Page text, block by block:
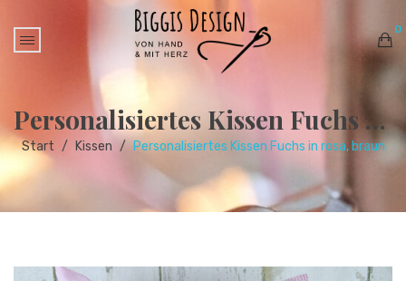
0
Personalisiertes Kissen Fuchs in rosa, braun
Start / Kissen / Personalisiertes Kissen Fuchs in rosa, braun